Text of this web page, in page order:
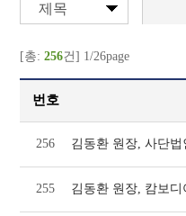
제목
[총:256건] 1/26page
번호
256 김동환 원장, 사단
255